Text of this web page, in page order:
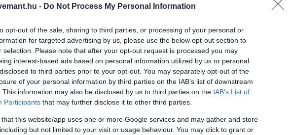
- Do Not Process My Personal Information
opt-out of the sale, sharing to third parties, or processing of your personal or
for targeted advertising by us, please use the below opt-out section to
selection. Please note that after your opt-out request is processed you may
interest-based ads based on personal information utilized by us or personal
to third parties prior to your opt-out. You may separately opt-out of the
of your personal information by third parties on the IAB’s list of downstream
This information may also be disclosed by us to third parties on the IAB’s List of
Participants that may further disclose it to other third parties.
that this website/app uses one or more Google services and may gather and store
but not limited to your visit or usage behaviour. You may click to grant or